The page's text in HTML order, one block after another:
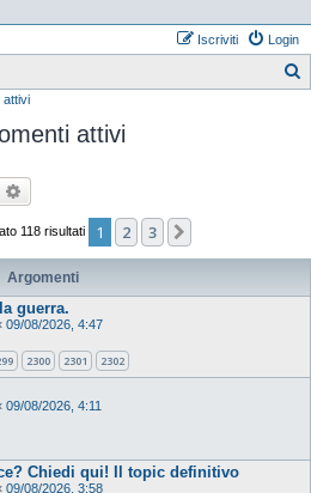
Login
Iscriviti
attivi
attivi
Cerca
118 risultati 1 2 3
Argomenti
guerra.
09/08/2026, 4:47
2300 2301 2302
09/08/2026, 4:11
Chiedi qui! Il topic definitivo
09/08/2026, 3:58